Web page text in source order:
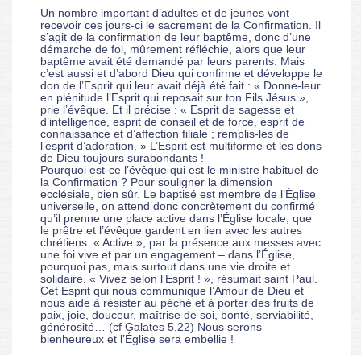
Un nombre important d’adultes et de jeunes vont
recevoir ces jours-ci le sacrement de la Confirmation. Il
s’agit de la confirmation de leur baptême, donc d’une
démarche de foi, mûrement réfléchie, alors que leur
baptême avait été demandé par leurs parents. Mais
c’est aussi et d’abord Dieu qui confirme et développe le
don de l’Esprit qui leur avait déjà été fait : « Donne-leur
en plénitude l’Esprit qui reposait sur ton Fils Jésus »,
prie l’évêque. Et il précise : « Esprit de sagesse et
d’intelligence, esprit de conseil et de force, esprit de
connaissance et d’affection filiale ; remplis-les de
l’esprit d’adoration. » L’Esprit est multiforme et les dons
de Dieu toujours surabondants !
Pourquoi est-ce l’évêque qui est le ministre habituel de
la Confirmation ? Pour souligner la dimension
ecclésiale, bien sûr. Le baptisé est membre de l’Église
universelle, on attend donc concrètement du confirmé
qu’il prenne une place active dans l’Église locale, que
le prêtre et l’évêque gardent en lien avec les autres
chrétiens. « Active », par la présence aux messes avec
une foi vive et par un engagement – dans l’Église,
pourquoi pas, mais surtout dans une vie droite et
solidaire. « Vivez selon l’Esprit ! », résumait saint Paul.
Cet Esprit qui nous communique l’Amour de Dieu et
nous aide à résister au péché et à porter des fruits de
paix, joie, douceur, maîtrise de soi, bonté, serviabilité,
générosité… (cf Galates 5,22) Nous serons
bienheureux et l’Église sera embellie !